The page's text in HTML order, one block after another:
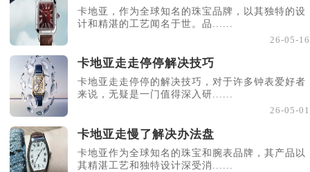
卡地亚，作为全球知名的珠宝品牌，以其独特的设
计和精湛的工艺闻名于世。品......
26-05-16
卡地亚走走停停解决技巧
卡地亚走走停停的解决技巧，对于许多钟表爱好者
来说，无疑是一门值得深入研......
26-05-01
卡地亚走慢了解决办法盘
卡地亚作为全球知名的珠宝和腕表品牌，其产品以
其精湛工艺和独特设计深受消......